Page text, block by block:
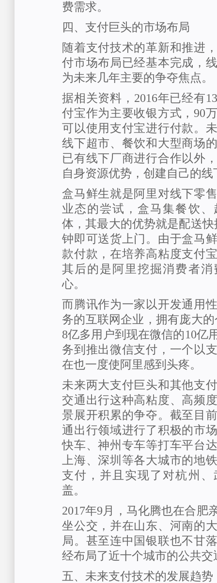
费需求。
四、支付巨头的市场布局
随着支付技术的革新和推进
付市场布局已经基本完成，
为未来几年主要的争夺焦点。
据相关资料，2016年已经有
付宝作为主要收银方式，90
可以使用支付宝进行付款。
线下超市、餐饮和大型商场
已有线下厂商进行合作以外
自身资源优势，创建自己的线
盒马鲜生就是阿里对线下零
业态的尝试，盒马集餐饮
体，其最大的优势就是配送
钟即可送货上门。由于盒马
款付款，在培养高粘度支付
其后的是阿里挖掘消费者
心。
而腾讯作为一家以开发通用
务的互联网企业，拥有庞大
8亿多用户到现在微信的10亿
务到推出微信支付，一个以
在也一度使阿里感到头疼。
未来两大支付巨头和其他支
交通出行这种高粘度、高频
景展开积累的争夺。截至目
通出行领域进行了积极的市
快车、神州专车等打车平台
上海、深圳等各大城市的地
支付，并且实现了对杭州
盖。
2017年9月，马化腾也在合肥
坐公交，并在山东、河南的
局。甚至连中国银联也不甘
经布局了近十个城市的公共交
五、未来支付技术的发展趋势